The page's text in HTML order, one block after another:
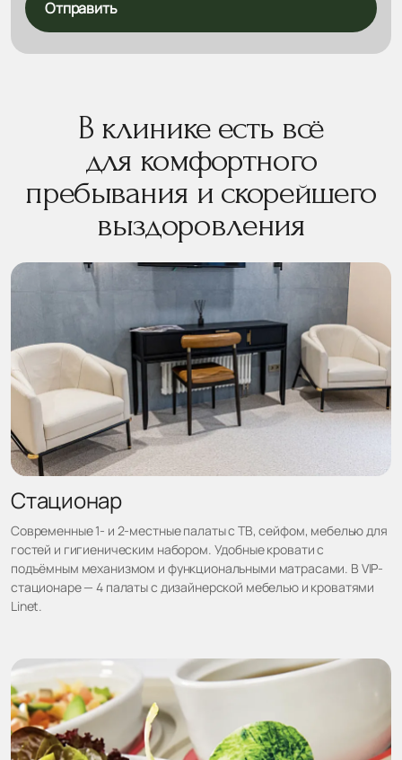
Отправить
В клинике есть всё
для комфортного
пребывания и скорейшего
выздоровления
Стационар
Современные 1- и 2-местные палаты с ТВ, сейфом, мебелью для
гостей и гигиеническим набором. Удобные кровати с
подъёмным механизмом и функциональными матрасами. В VIP-
стационаре — 4 палаты с дизайнерской мебелью и кроватями
Linet.